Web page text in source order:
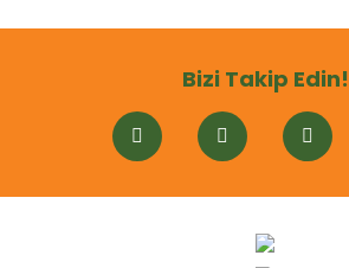
Bizi Takip Edin!